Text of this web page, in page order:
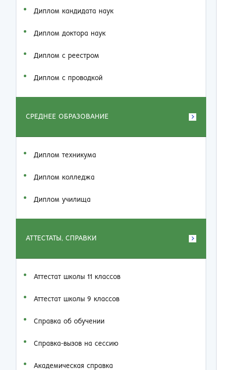
Диплом кандидата наук
Диплом доктора наук
Диплом с реестром
Диплом с проводкой
СРЕДНЕЕ ОБРАЗОВАНИЕ
Диплом техникума
Диплом колледжа
Диплом училища
АТТЕСТАТЫ, СПРАВКИ
Аттестат школы 11 классов
Аттестат школы 9 классов
Справка об обучении
Справка-вызов на сессию
Академическая справка